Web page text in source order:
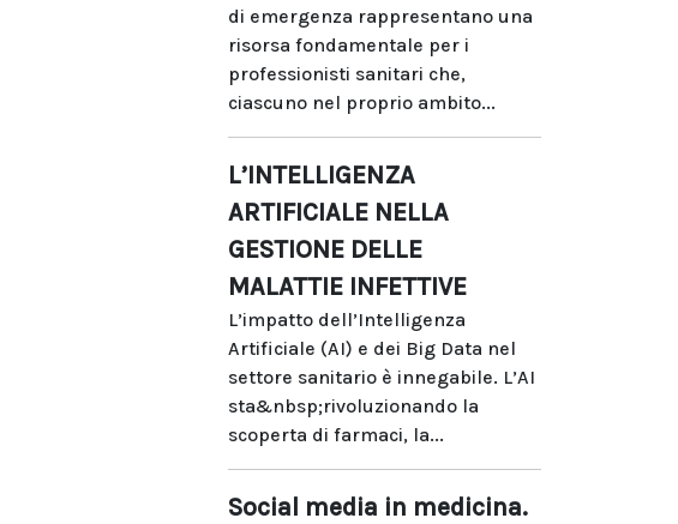
di emergenza rappresentano una
risorsa fondamentale per i
professionisti sanitari che,
ciascuno nel proprio ambito...
L’INTELLIGENZA
ARTIFICIALE NELLA
GESTIONE DELLE
MALATTIE INFETTIVE
L’impatto dell’Intelligenza
Artificiale (AI) e dei Big Data nel
settore sanitario è innegabile. L’AI
sta&nbsp;rivoluzionando la
scoperta di farmaci, la...
Social media in medicina.